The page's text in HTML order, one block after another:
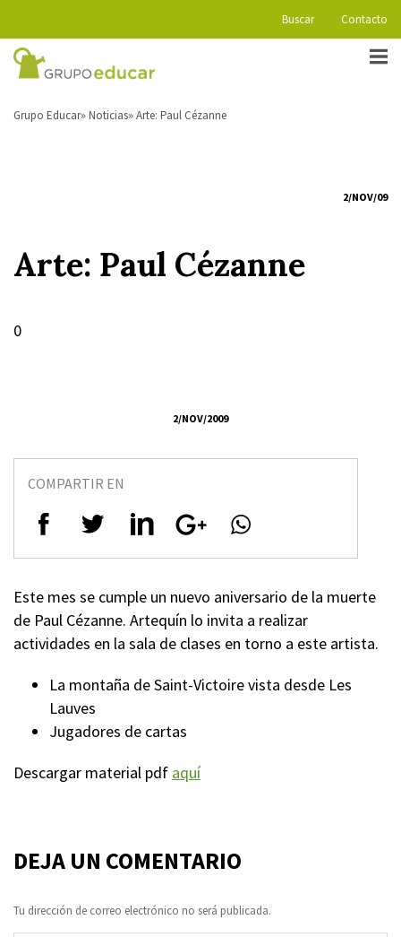
Buscar Contacto
Grupo Educar Noticias Arte: Paul Cézanne
2/NOV/09
Arte: Paul Cézanne
0
2/NOV/2009
COMPARTIR EN
Este mes se cumple un nuevo aniversario de la muerte
de Paul Cézanne. Artequín lo invita a realizar
actividades en la sala de clases en torno a este artista.
La montaña de Saint-Victoire vista desde Les
Lauves
Jugadores de cartas
Descargar material pdf aquí
DEJA UN COMENTARIO
Tu dirección de correo electrónico no será publicada.